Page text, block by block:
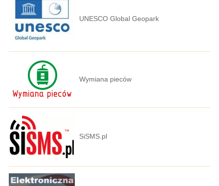
UNESCO Global Geopark
Wymiana pieców
SiSMS.pl